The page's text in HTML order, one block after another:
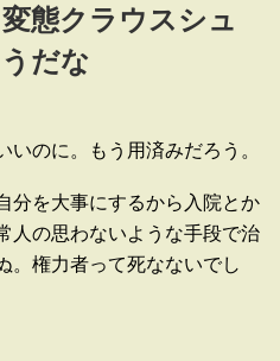
態クラウスシュ
だな
のに。もう用済みだろう。
分を大事にするから入院とか
人の思わないような手段で治
。権力者って死なないでし